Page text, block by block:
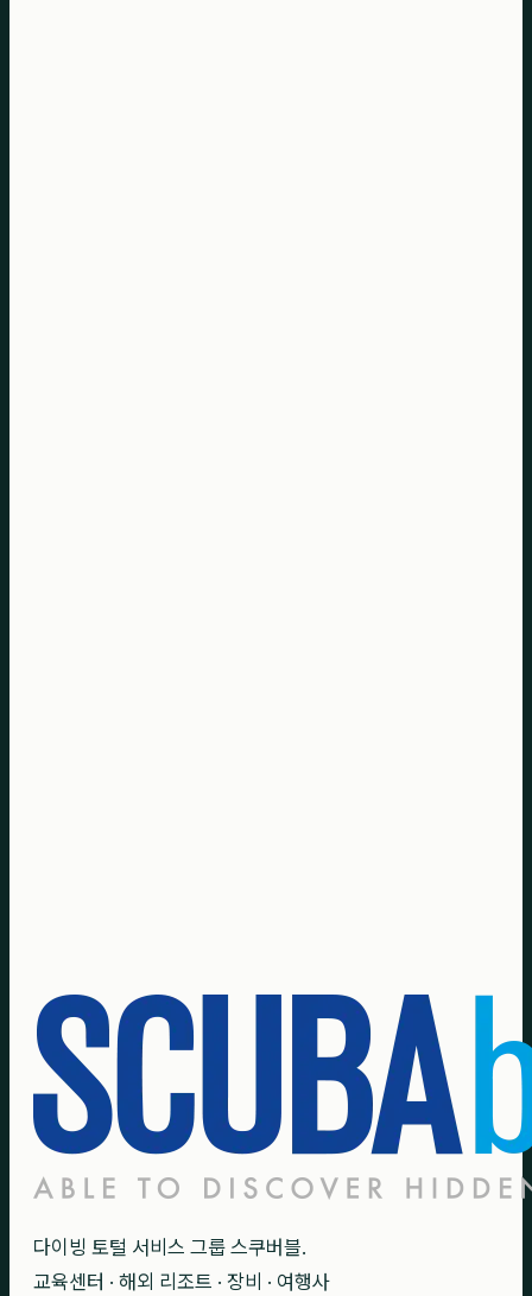
다이빙 토털 서비스 그룹 스쿠버블.
교육센터 · 해외 리조트 · 장비 · 여행사